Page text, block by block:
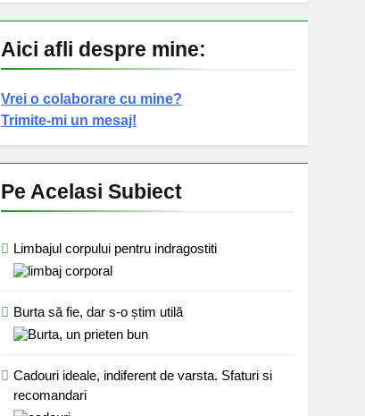
Aici afli despre mine:
Vrei o colaborare cu mine?
Trimite-mi un mesaj!
Pe Acelasi Subiect
Limbajul corpului pentru indragostiti
Burta să fie, dar s-o știm utilă
Cadouri ideale, indiferent de varsta. Sfaturi si
recomandari